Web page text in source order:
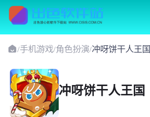
/手机游戏/角色扮演/冲呀饼干人王国
冲呀饼干人王国